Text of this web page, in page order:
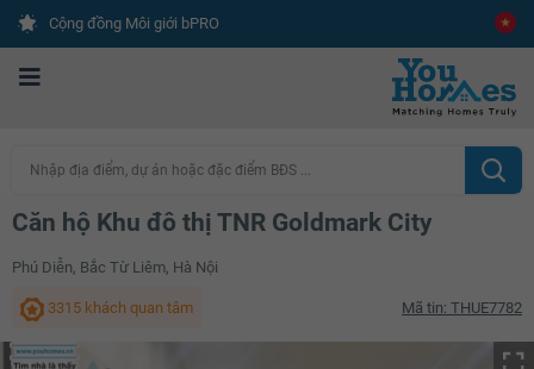
Cộng đồng Môi giới bPRO
Nhập địa điểm, dự án hoặc đặc điểm BĐS ...
Căn hộ Khu đô thị TNR Goldmark City
Phú Diễn, Bắc Từ Liêm, Hà Nội
3315 khách quan tâm Mã tin: THUE7782